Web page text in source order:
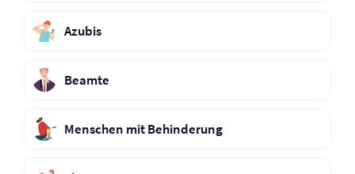
Azubis
Beamte
Menschen mit Behinderung